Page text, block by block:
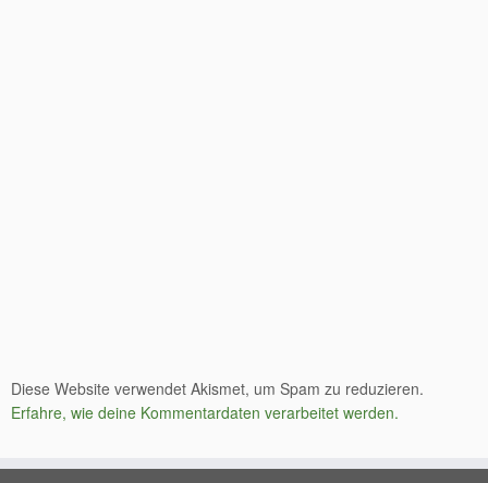
Diese Website verwendet Akismet, um Spam zu reduzieren.
Erfahre, wie deine Kommentardaten verarbeitet werden.